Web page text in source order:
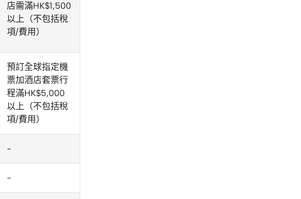
店需滿HK$1,500
以上（不包括稅
項/費用）
預訂全球指定機
票加酒店套票行
程滿HK$5,000
以上（不包括稅
項/費用）
-
-